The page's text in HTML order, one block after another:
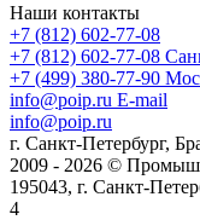
Наши контакты
+7 (812) 602-77-08
+7 (812) 602-77-08
+7 (499) 380-77-90
info@poip.ru E-mail
info@poip.ru
г. Санкт-Петербург,
2009 - 2026 ©
195043, г. Санкт-
4